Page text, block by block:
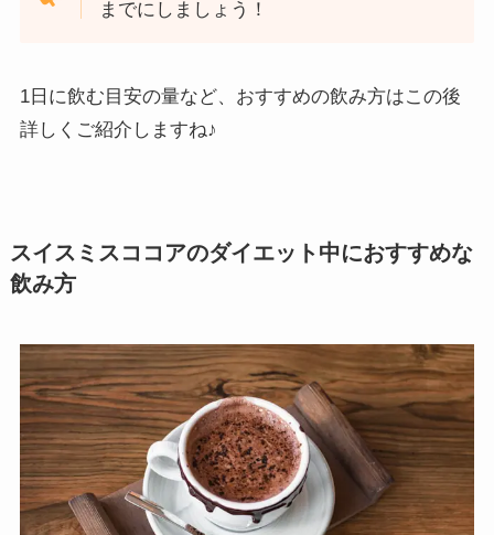
までにしましょう！
1日に飲む目安の量など、おすすめの飲み方はこの後
詳しくご紹介しますね♪
スイスミスココアのダイエット中におすすめな
飲み方